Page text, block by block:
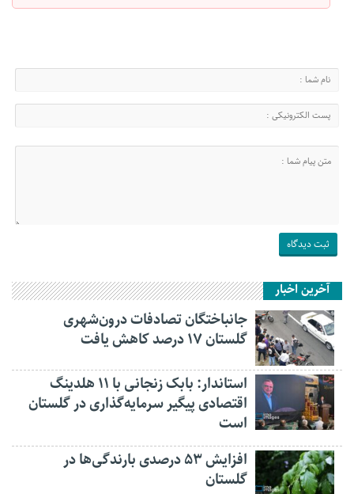
آخرین اخبار
جانباختگان تصادفات درون‌شهری
گلستان ۱۷ درصد کاهش یافت
استاندار: بابک زنجانی با ۱۱ هلدینگ
اقتصادی پیگیر سرمایه‌گذاری در گلستان
است
افزایش ۵۳ درصدی بارندگی‌ها در
گلستان